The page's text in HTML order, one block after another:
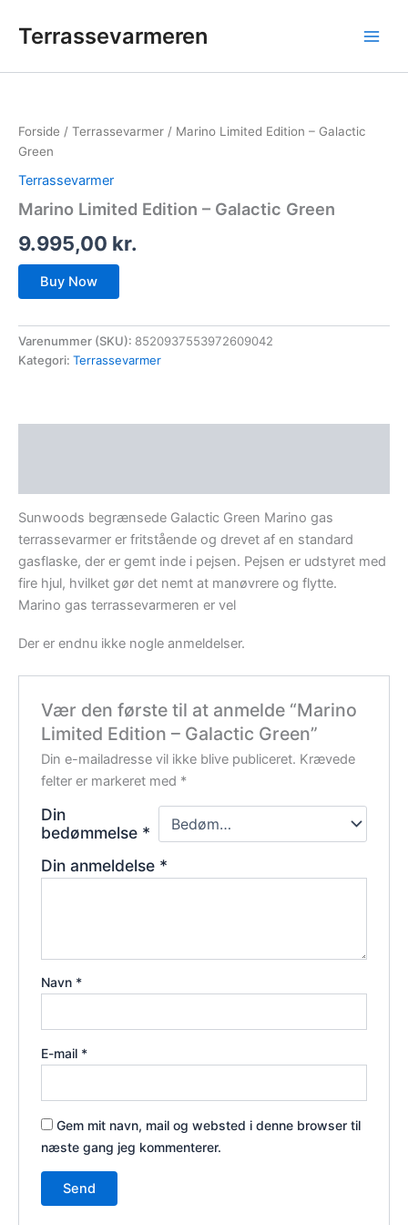
Terrassevarmeren
Forside / Terrassevarmer / Marino Limited Edition – Galactic
Green
Terrassevarmer
Marino Limited Edition – Galactic Green
9.995,00 kr.
Buy Now
Varenummer (SKU): 8520937553972609042
Kategori: Terrassevarmer
Sunwoods begrænsede Galactic Green Marino gas
terrassevarmer er fritstående og drevet af en standard
gasflaske, der er gemt inde i pejsen. Pejsen er udstyret med
fire hjul, hvilket gør det nemt at manøvrere og flytte.
Marino gas terrassevarmeren er vel
Der er endnu ikke nogle anmeldelser.
Vær den første til at anmelde “Marino
Limited Edition – Galactic Green”
Din e-mailadresse vil ikke blive publiceret. Krævede
felter er markeret med *
Din
bedømmelse *
Din anmeldelse *
Navn *
E-mail *
Gem mit navn, mail og websted i denne browser til
næste gang jeg kommenterer.